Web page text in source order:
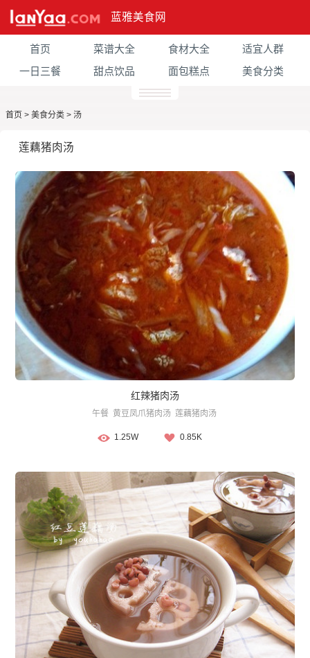
蓝雅美食网
首页 菜谱大全 食材大全
适宜人群
一日三餐
甜点饮品 面包糕点 美食分类
首页 > 美食分类 > 汤
莲藕猪肉汤
红辣猪肉汤
午餐 黄豆凤爪猪肉汤 莲藕猪肉汤
1.25W 0.85K